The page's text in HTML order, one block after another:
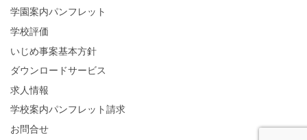
学園案内パンフレット
学校評価
いじめ事案基本方針
ダウンロードサービス
求人情報
学校案内パンフレット請求
お問合せ